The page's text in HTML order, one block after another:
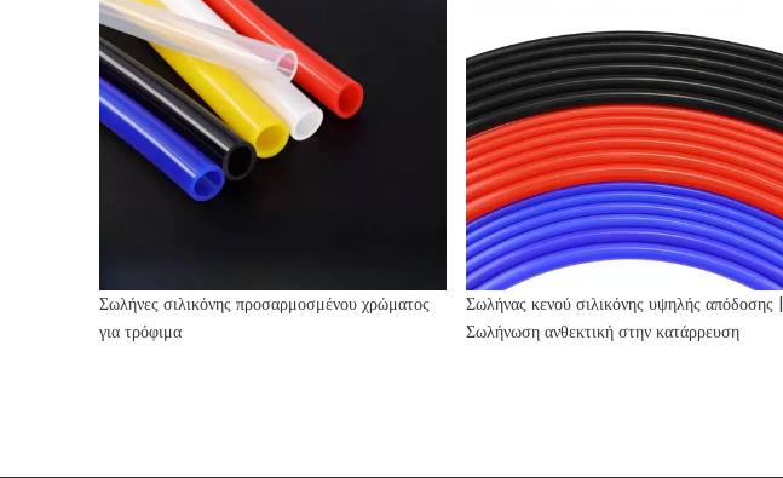
Σωλήνες σιλικόνης προσαρμοσμένου χρώματος
για τρόφιμα
Σωλήνας κενού σιλικόνης υψηλής απόδοσης |
Σωλήνωση ανθεκτική στην κατάρρευση